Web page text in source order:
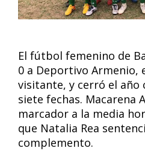
El fútbol femenino de
0 a Deportivo Armenio,
visitante, y cerró el año
siete fechas. Macarena
marcador a la media
que Natalia Rea
complemento.